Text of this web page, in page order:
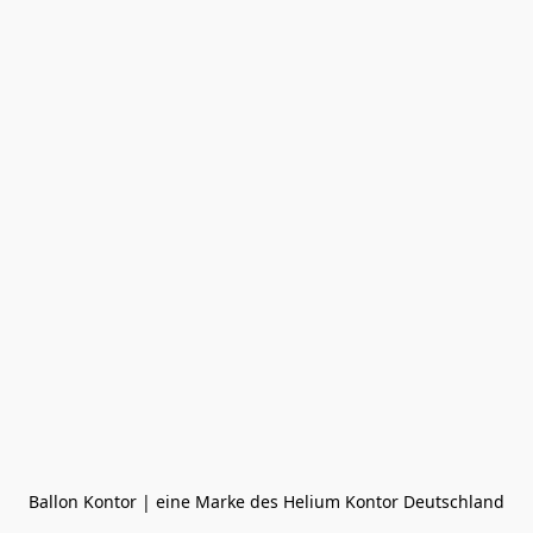
Ballon Kontor | eine Marke des Helium Kontor Deutschland